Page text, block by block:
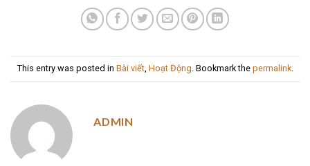
This entry was posted in Bài viết, Hoạt Động . Bookmark the permalink.
ADMIN